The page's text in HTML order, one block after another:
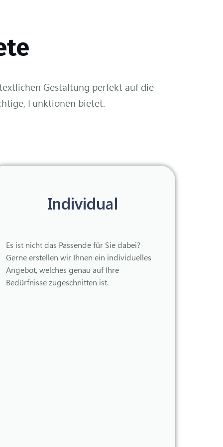
Gestaltung perfekt auf die
Funktionen bietet.
Individual
Es ist nicht das Passende für Sie dabei?
Gerne erstellen wir Ihnen ein individuelles
Angebot, welches genau auf Ihre
Bedürfnisse zugeschnitten ist.